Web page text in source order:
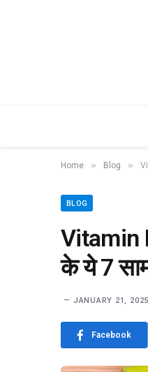
Home » Blog »
BLOG
Vitamin
के ये 7
JANUARY 21, 2025
Facebook